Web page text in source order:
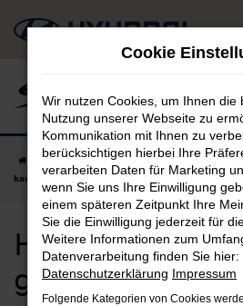
Zum
Hauptinhalt
Startseite Moosburg Hyundai
kaufen
Hyundai i10 in
günstig kaufen
Cookie
Wir nutzen Cookies, um Ihnen die
Nutzung unserer Webseite zu
Kommunikation mit Ihnen zu
berücksichtigen hierbei Ihre
verarbeiten Daten für Marketing
wenn Sie uns Ihre Einwilligung
einem späteren Zeitpunkt Ihre
Sie die Einwilligung jederzeit für
Weitere Informationen zum
Datenverarbeitung finden Sie hier:
Datenschutzerklärung Impressum
Folgende Kategorien von Cookies